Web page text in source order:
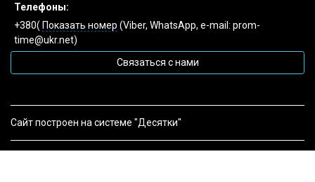
Телефоны:
+380( Показать номер (Viber, WhatsApp, e-mail: prom-
time@ukr.net)
Связаться с нами
Сайт построен на системе "Десятки"